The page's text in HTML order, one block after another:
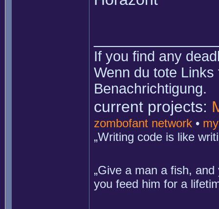
If you find any
Wenn du tote
Benachrichtigung.
current projects:
zombofant network •
„Writing code is like
„Give a man a fish,
you feed him for a